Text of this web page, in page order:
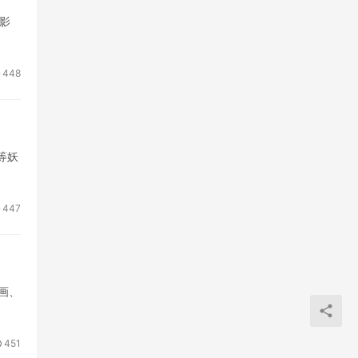
448
妖
447
451